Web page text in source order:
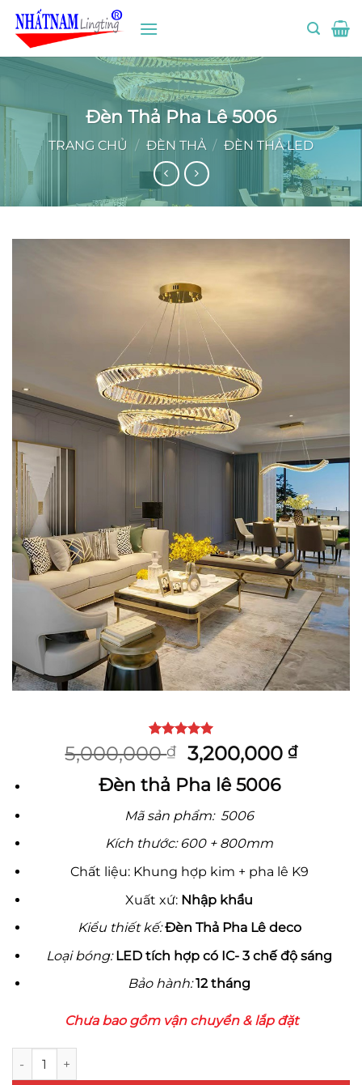
qua
Đèn Thả Pha Lê 5006
TRANG CHỦ / ĐÈN THẢ / ĐÈN THẢ LED
5trên 5
dựa trên
1
5,000,000₫
Giá
gốc
là:
5,000,000 ₫.
3,200,000 ₫Giá
Đèn thả Pha lê 5006
Mã sản phẩm: 5006
Kích thước: 600 + 800mm
Chất liệu: Khung hợp kim + pha lê K9
Xuất xứ: Nhập khẩu
Kiểu thiết kế: Đèn Thả Pha Lê deco
Loại bóng: LED tích hợp có IC- 3 chế độ sáng
Bảo hành: 12 tháng
Chưa bao gồm vận chuyển & lắp đặt
Đèn Thả Pha Lê 5006 số lượng